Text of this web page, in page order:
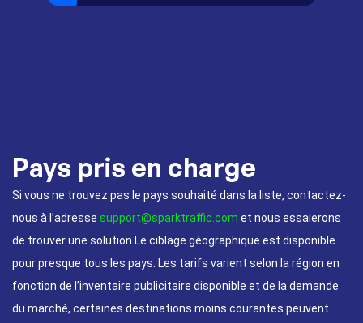
Pays pris en charge
Si vous ne trouvez pas le pays souhaité dans la liste, contactez-
nous à l’adresse support@sparktraffic.com et nous essaierons
de trouver une solution.Le ciblage géographique est disponible
pour presque tous les pays. Les tarifs varient selon la région en
fonction de l’inventaire publicitaire disponible et de la demande
du marché, certaines destinations moins courantes peuvent